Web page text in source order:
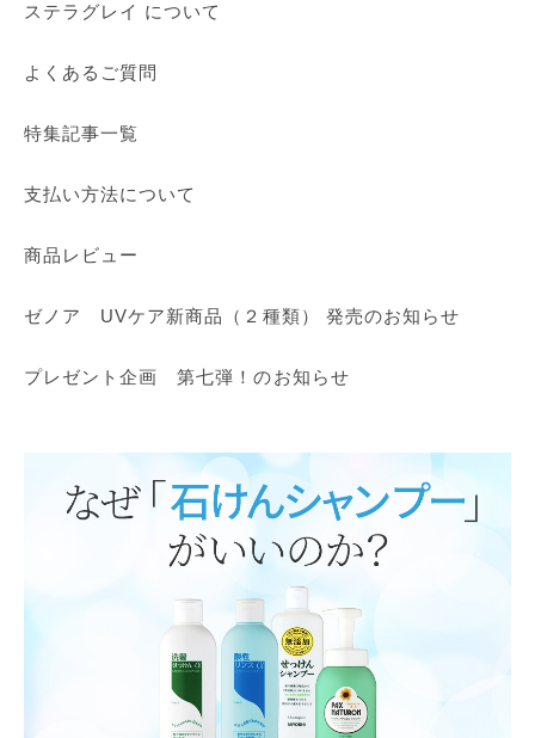
ステラグレイ について
よくあるご質問
特集記事一覧
支払い方法について
商品レビュー
ゼノア UVケア新商品（２種類） 発売のお知らせ
プレゼント企画 第七弾！のお知らせ